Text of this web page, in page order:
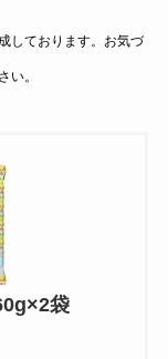
しております。お気づ
い。
袋